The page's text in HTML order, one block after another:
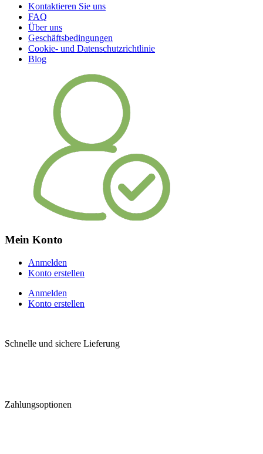
Kontaktieren Sie uns
FAQ
Über uns
Geschäftsbedingungen
Cookie- und Datenschutzrichtlinie
Blog
Mein Konto
Anmelden
Konto erstellen
Anmelden
Konto erstellen
Schnelle und sichere Lieferung
Zahlungsoptionen